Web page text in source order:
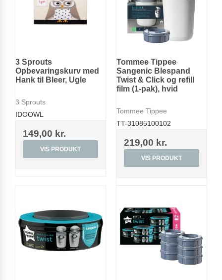
3 Sprouts
Opbevaringskurv med
Hank til Bleer, Ugle
3 Sprouts
IDOOWL
149,00 kr.
VIS PRODUKT
Tommee Tippee
Sangenic Blespand
Twist & Click og refill
film (1-pak), hvid
Tommee Tippee
TT-31085100102
219,00 kr.
VIS PRODUKT